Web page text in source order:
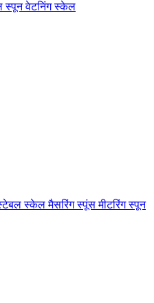
स्पून वेटनिंग स्केल
स्केल मैसरिंग स्पूंस मीटरिंग स्पून